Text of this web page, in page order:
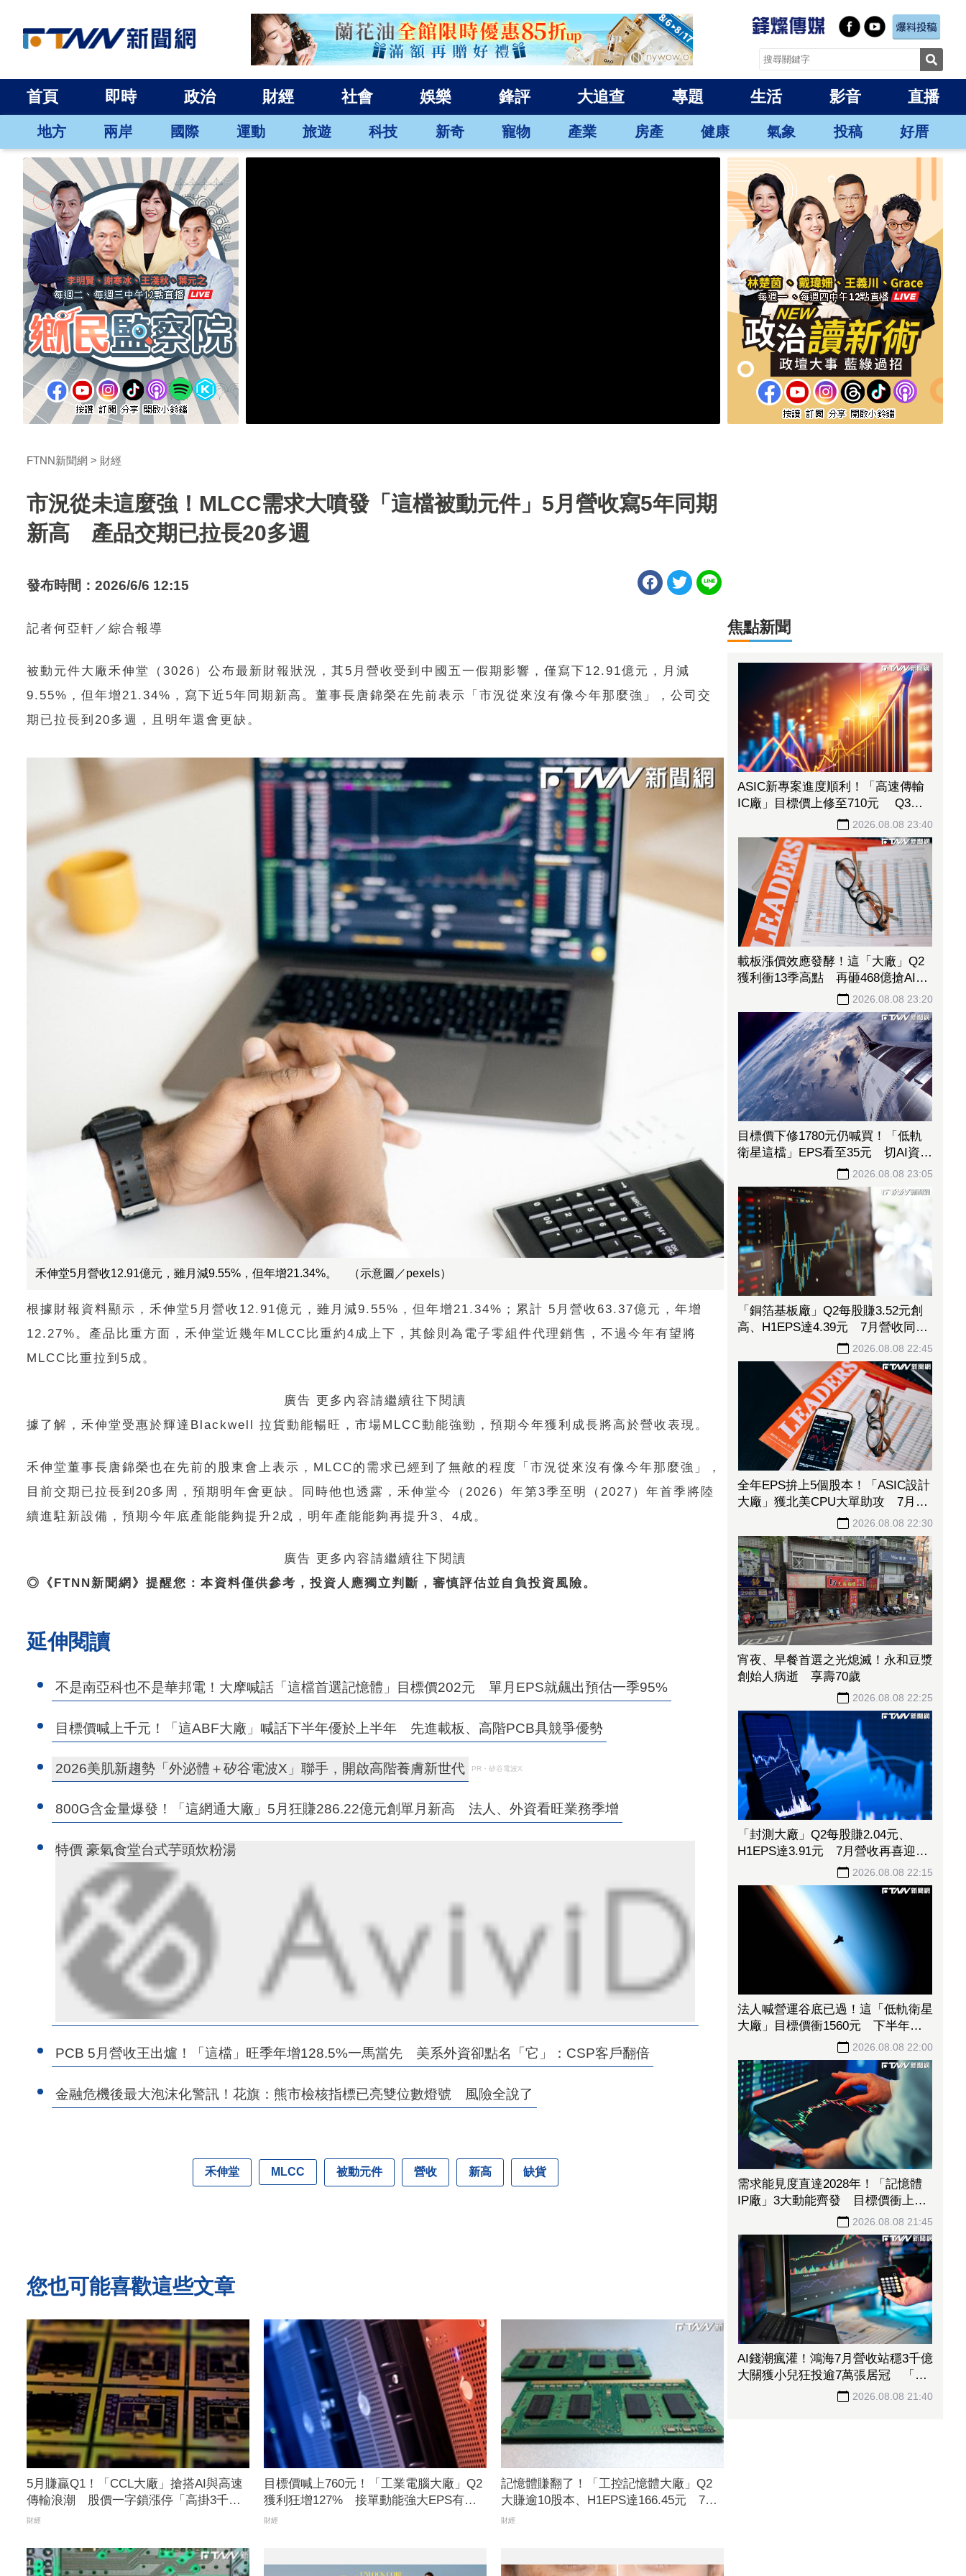
首頁 即時 政治 財經 社會 娛樂 鋒評 大追查 專題 生活 影音 直播
地方 兩岸 國際 運動 旅遊 科技 新奇 寵物 產業 房產 健康 氣象 投稿 好厝
FTNN新聞網 財經
市況從未這麼強！MLCC需求大噴發「這檔被動元件」5月營收寫5年同期
新高 產品交期已拉長20多週
發布時間：2026/6/6 12:15
記者何亞軒／綜合報導
被動元件大廠禾伸堂（3026）公布最新財報狀況，其5月營收受到中國五一假期影響，僅寫下12.91億元，月減
9.55%，但年增21.34%，寫下近5年同期新高。董事長唐錦榮在先前表示「市況從來沒有像今年那麼強」，公司交
期已拉長到20多週，且明年還會更缺。
禾伸堂5月營收12.91億元，雖月減9.55%，但年增21.34%。 （示意圖／pexels）
根據財報資料顯示，禾伸堂5月營收12.91億元，雖月減9.55%，但年增21.34%；累計 5月營收63.37億元，年增
12.27%。產品比重方面，禾伸堂近幾年MLCC比重約4成上下，其餘則為電子零組件代理銷售，不過今年有望將
MLCC比重拉到5成。
廣告 更多內容請繼續往下閱讀
據了解，禾伸堂受惠於輝達Blackwell 拉貨動能暢旺，市場MLCC動能強勁，預期今年獲利成長將高於營收表現。
禾伸堂董事長唐錦榮也在先前的股東會上表示，MLCC的需求已經到了無敵的程度「市況從來沒有像今年那麼強」，
目前交期已拉長到20多周，預期明年會更缺。同時他也透露，禾伸堂今（2026）年第3季至明（2027）年首季將陸
續進駐新設備，預期今年底產能能夠提升2成，明年產能能夠再提升3、4成。
廣告 更多內容請繼續往下閱讀
◎《FTNN新聞網》提醒您：本資料僅供參考，投資人應獨立判斷，審慎評估並自負投資風險。
延伸閱讀
不是南亞科也不是華邦電！大摩喊話「這檔首選記憶體」目標價202元 單月EPS就飆出預估一季95%
目標價喊上千元！「這ABF大廠」喊話下半年優於上半年 先進載板、高階PCB具競爭優勢
2026美肌新趨勢「外泌體＋矽谷電波X」聯手，開啟高階養膚新世代 PR・矽谷電波X
800G含金量爆發！「這網通大廠」5月狂賺286.22億元創單月新高 法人、外資看旺業務季增
特價 豪氣食堂台式芋頭炊粉湯
PCB 5月營收王出爐！「這檔」旺季年增128.5%一馬當先 美系外資卻點名「它」：CSP客戶翻倍
金融危機後最大泡沫化警訊！花旗：熊市檢核指標已亮雙位數燈號 風險全說了
禾伸堂 MLCC 被動元件 營收 新高 缺貨
您也可能喜歡這些文章
5月賺贏Q1！「CCL大廠」搶搭AI與高速
傳輸浪潮 股價一字鎖漲停「高掛3千張
買單搶進」
財經
目標價喊上760元！「工業電腦大廠」Q2
獲利狂增127% 接單動能強大EPS有望
衝23元
財經
記憶體賺翻了！「工控記憶體大廠」Q2
大賺逾10股本、H1EPS達166.45元 7月
營收續旺再迎年月雙增
財經
焦點新聞
ASIC新專案進度順利！「高速傳輸
IC廠」目標價上修至710元 Q3蓄
2026.08.08 23:40
載板漲價效應發酵！這「大廠」Q2
獲利衝13季高點 再砸468億搶AI商
2026.08.08 23:20
目標價下修1780元仍喊買！「低軌
衛星這檔」EPS看至35元 切AI資料
中心市場猛添營運動能2026.08.08 23:05
「銅箔基板廠」Q2每股賺3.52元創
高、H1EPS達4.39元 7月營收同締
新猷、年增96.88%
2026.08.08 22:45
全年EPS拚上5個股本！「ASIC設計
大廠」獲北美CPU大單助攻 7月營
2026.08.08 22:30
宵夜、早餐首選之光熄滅！永和豆漿
創始人病逝 享壽70歲
2026.08.08 22:25
「封測大廠」Q2每股賺2.04元、
H1EPS達3.91元 7月營收再喜迎年
2026.08.08 22:15
法人喊營運谷底已過！這「低軌衛星
大廠」目標價衝1560元 下半年出
貨回溫、營收估成長20%2026.08.08 22:00
需求能見度直達2028年！「記憶體
IP廠」3大動能齊發 目標價衝上
2026.08.08 21:45
AI錢潮瘋灌！鴻海7月營收站穩3千億
大關獲小兒狂投逾7萬張居冠 「這
檔」單月營收首跨9千億、法說前夕
2026.08.08 21:40